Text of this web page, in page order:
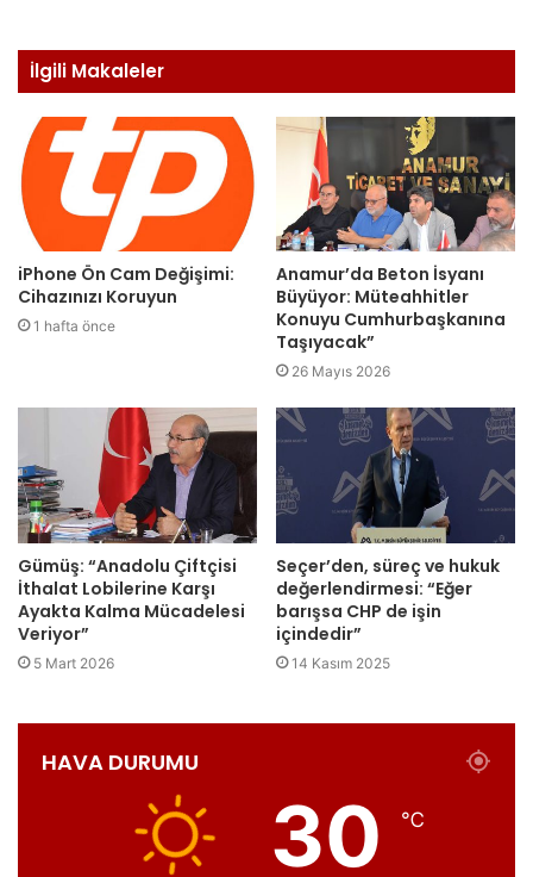
İlgili Makaleler
iPhone Ön Cam Değişimi:
Cihazınızı Koruyun
1 hafta önce
Anamur’da Beton İsyanı
Büyüyor: Müteahhitler
Konuyu Cumhurbaşkanına
Taşıyacak”
26 Mayıs 2026
Gümüş: “Anadolu Çiftçisi
İthalat Lobilerine Karşı
Ayakta Kalma Mücadelesi
Veriyor”
5 Mart 2026
Seçer’den, süreç ve hukuk
değerlendirmesi: “Eğer
barışsa CHP de işin
içindedir”
14 Kasım 2025
HAVA DURUMU
30 ℃